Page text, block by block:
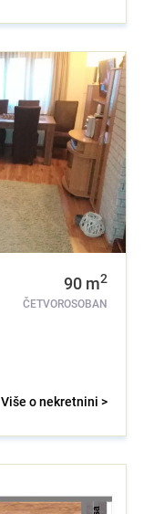
90 m2
ČETVOROSOBAN
Više o nekretnini >